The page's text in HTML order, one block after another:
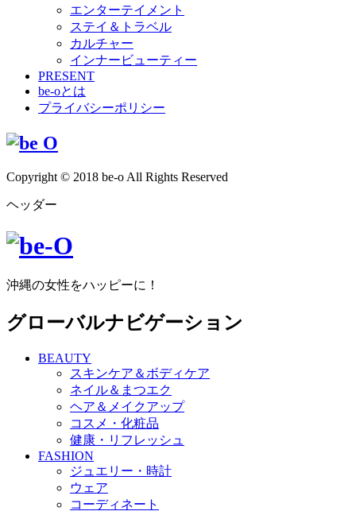
エンターテイメント
ステイ＆トラベル
カルチャー
インナービューティー
PRESENT
be-oとは
プライバシーポリシー
Copyright © 2018 be-o All Rights Reserved
ヘッダー
沖縄の女性をハッピーに！
グローバルナビゲーション
BEAUTY
スキンケア＆ボディケア
ネイル＆まつエク
ヘア＆メイクアップ
コスメ・化粧品
健康・リフレッシュ
FASHION
ジュエリー・時計
ウェア
コーディネート